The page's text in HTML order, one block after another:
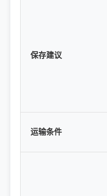
保存建议
运输条件